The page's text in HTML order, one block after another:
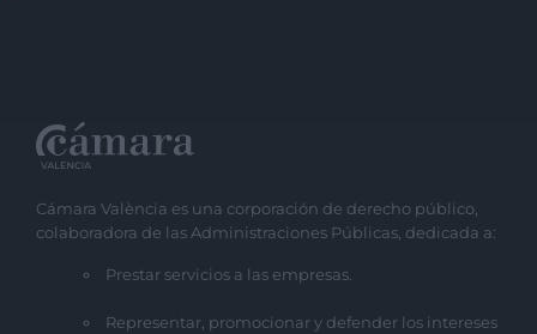
Cámara València es una corporación de derecho público,
colaboradora de las Administraciones Públicas, dedicada a:
Prestar servicios a las empresas.
Representar, promocionar y defender los intereses